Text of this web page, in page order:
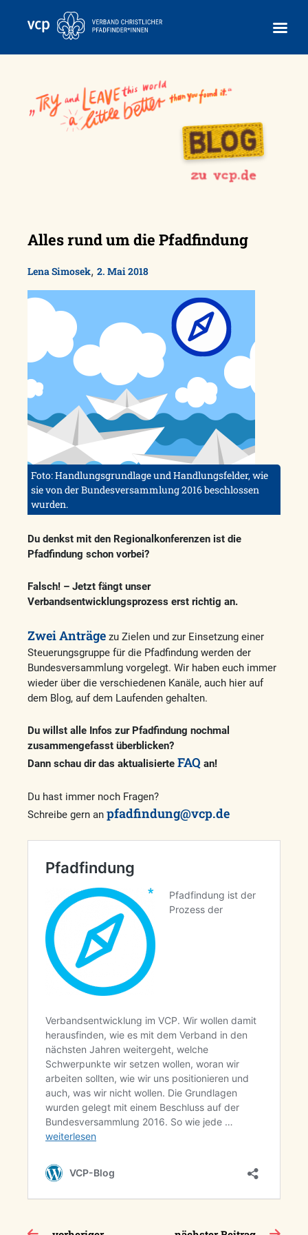
Alles rund um die Pfadfindung
Lena Simosek, 2. Mai 2018
Foto: Handlungsgrundlage und Handlungsfelder, wie
sie von der Bundesversammlung 2016 beschlossen
wurden.
Du denkst mit den Regionalkonferenzen ist die
Pfadfindung schon vorbei?
Falsch! – Jetzt fängt unser
Verbandsentwicklungsprozess erst richtig an.
Zwei Anträge zu Zielen und zur Einsetzung einer
Steuerungsgruppe für die Pfadfindung werden der
Bundesversammlung vorgelegt. Wir haben euch immer
wieder über die verschiedenen Kanäle, auch hier auf
dem Blog, auf dem Laufenden gehalten.
Du willst alle Infos zur Pfadfindung nochmal
zusammengefasst überblicken?
Dann schau dir das aktualisierte FAQ an!
Du hast immer noch Fragen?
Schreibe gern an pfadfindung@vcp.de